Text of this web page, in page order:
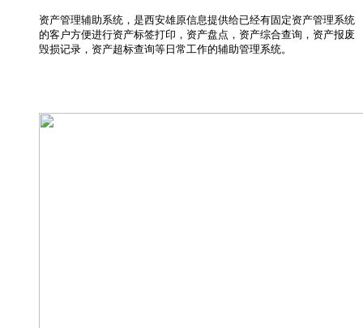
资产管理辅助系统，是西安雄原信息提供给已经有固定资产管理系统
的客户方便进行资产标签打印，资产盘点，资产综合查询，资产报废
毁损记录，资产超标查询等日常工作的辅助管理系统。